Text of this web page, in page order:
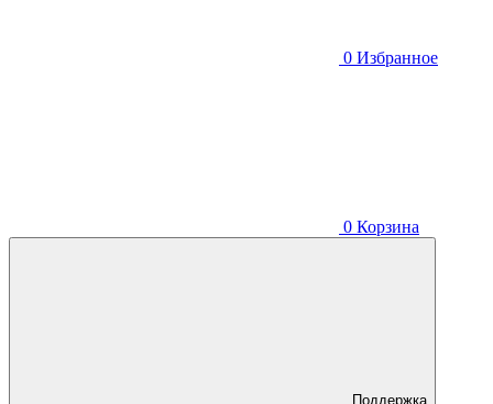
0 Избранное
0 Корзина
Поддержка